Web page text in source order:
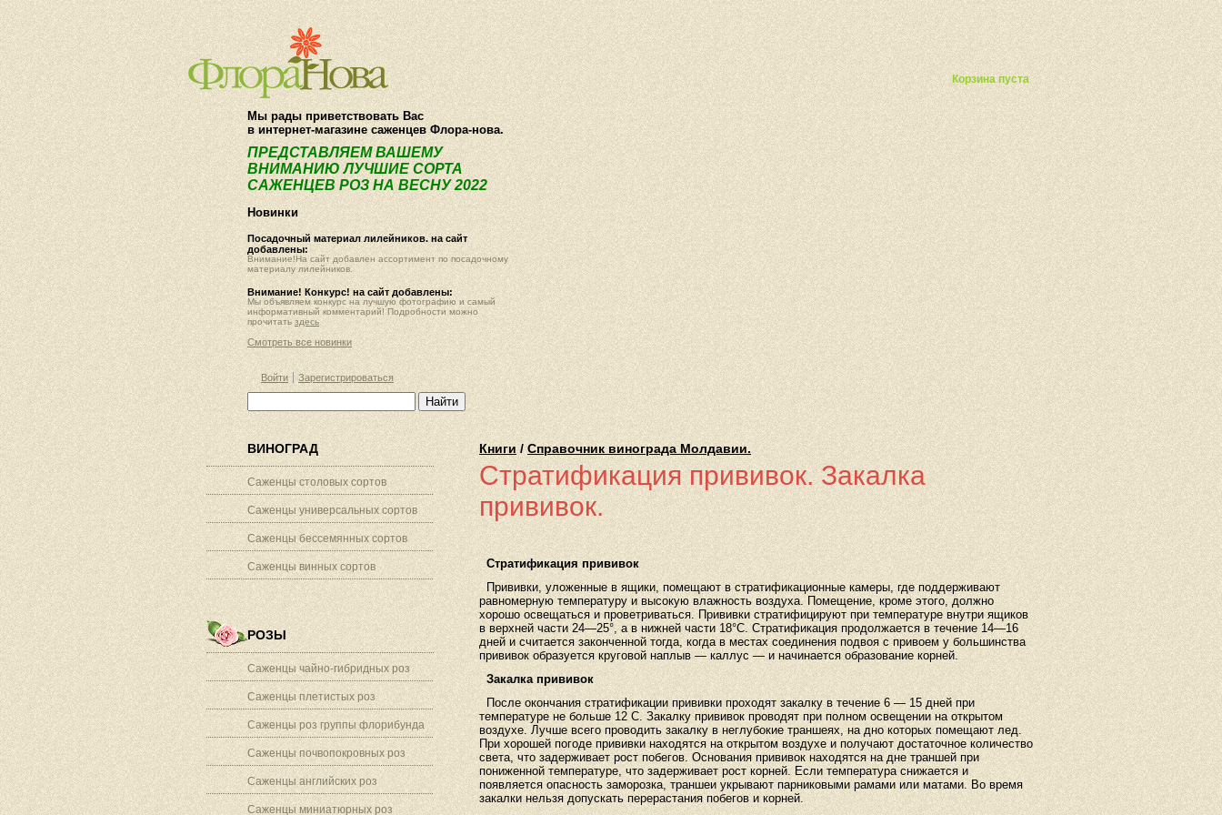
Корзина пуста
О компании Как купить Фотогалерея Статьи Опт Контакты
Мы рады приветствовать Вас
в интернет-магазине саженцев Флора-нова.
ПРЕДСТАВЛЯЕМ ВАШЕМУ
ВНИМАНИЮ ЛУЧШИЕ СОРТА
САЖЕНЦЕВ РОЗ НА ВЕСНУ 2022
Новинки
Посадочный материал лилейников. на сайт
добавлены:
Внимание!На сайт добавлен ассортимент по посадочному
материалу лилейников.
Внимание! Конкурс! на сайт добавлены:
Мы объявляем конкурс на лучшую фотографию и самый
информативный комментарий! Подробности можно
прочитать здесь
Смотреть все новинки
Войти Зарегистрироваться
ВИНОГРАД
Саженцы столовых сортов
Саженцы универсальных сортов
Саженцы бессемянных сортов
Саженцы винных сортов
РОЗЫ
Саженцы чайно-гибридных роз
Саженцы плетистых роз
Саженцы роз группы флорибунда
Саженцы почвопокровных роз
Саженцы английских роз
Саженцы миниатюрных роз
Книги/Справочник винограда Молдавии.
Стратификация прививок. Закалка
прививок.
Стратификация прививок
Прививки, уложенные в ящики, помещают в стратификационные камеры, где поддерживают
равномерную температуру и высокую влажность воздуха. Помещение, кроме этого, должно
хорошо освещаться и проветриваться. Прививки стратифицируют при температуре внутри ящиков
в верхней части 24—25°, а в нижней части 18°С. Стратификация продолжается в течение 14—16
дней и считается законченной тогда, когда в местах соединения подвоя с привоем у большинства
прививок образуется круговой наплыв — каллус — и начинается образование корней.
Закалка прививок
После окончания стратификации прививки проходят закалку в течение 6 — 15 дней при
температуре не больше 12 С. Закалку прививок проводят при полном освещении на открытом
воздухе. Лучше всего проводить закалку в неглубокие траншеях, на дно которых помещают лед.
При хорошей погоде прививки находятся на открытом воздухе и получают достаточное количество
света, что задерживает рост побегов. Основания прививок находятся на дне траншей при
пониженной температуре, что задерживает рост корней. Если температура снижается и
появляется опасность заморозка, траншеи укрывают парниковыми рамами или матами. Во время
закалки нельзя допускать перерастания побегов и корней.